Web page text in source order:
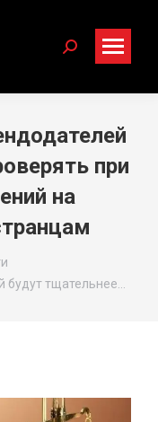
Search:
при
на
тщательнее…